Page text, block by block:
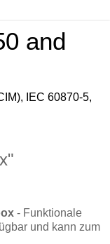
and
IEC 60870-5,
- Funktionale
und kann zum